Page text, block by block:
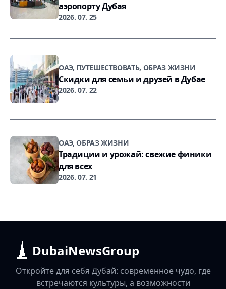
аэропорту Дубая
2026. 07. 25
ОАЭ, ПУТЕШЕСТВОВАТЬ, ОБРАЗ ЖИЗНИ
Скидки для семьи и друзей в Дубае
2026. 07. 22
ОАЭ, ОБРАЗ ЖИЗНИ
Традиции и урожай: свежие финики
для всех
2026. 07. 21
DubaiNewsGroup
Откройте для себя Дубай: современное чудо, где
встречаются культуры, а возможности